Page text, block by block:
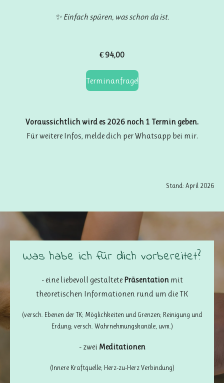
✨ Einfach spüren, was schon da ist.
€ 94,00
Terminanfrage!
Voraussichtlich wird es 2026 noch 1 Termin geben.
Für weitere Infos, melde dich per Whatsapp bei mir.
Stand: April 2026
Was habe ich für dich vorbereitet?
- eine liebevoll gestaltete Präsentationmit
theoretischen Informationen rund um die TK
(versch. Ebenen der TK; Möglichkeiten und Grenzen; Reinigung und
Erdung; versch. Wahrnehmungskanäle, uvm.)
- zwei Meditationen
(Innere Kraftquelle; Herz-zu-Herz Verbindung)